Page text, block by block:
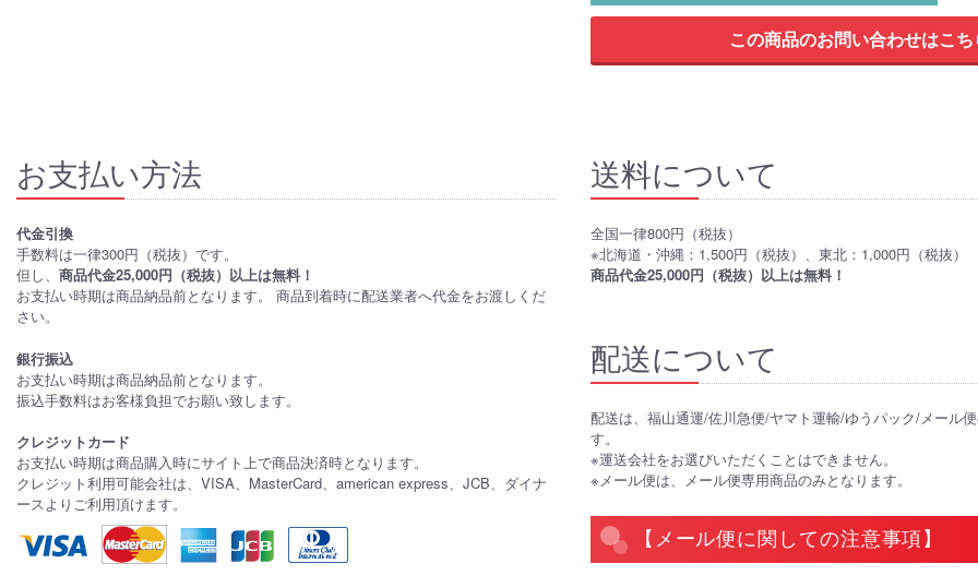
お支払い方法
代金引換
手数料は一律300円（税抜）です。
但し、 商品代金25,000円（税抜）以上は無料！
お支払い時期は商品納品前となります。 商品到着時に配送業者へ代金をお渡しくだ
さい。
銀行振込
お支払い時期は商品納品前となります。
振込手数料はお客様負担でお願い致します。
クレジットカード
お支払い時期は商品購入時にサイト上で商品決済時となります。
クレジット利用可能会社は、VISA、MasterCard、american express、JCB、ダイナ
ースよりご利用頂けます。
送料について
全国一律800円（税抜）
※北海道・沖縄：1,500円（税抜）、東北：1,000円（税抜）
商品代金25,000円（税抜）以上は無料！
配送について
配送は、福山通運/佐川急便/ヤマト運輸/ゆうパック/メール
す。
※運送会社をお選びいただくことはできません。
※メール便は、メール便専用商品のみとなります。
【メール便に関しての注意事項】